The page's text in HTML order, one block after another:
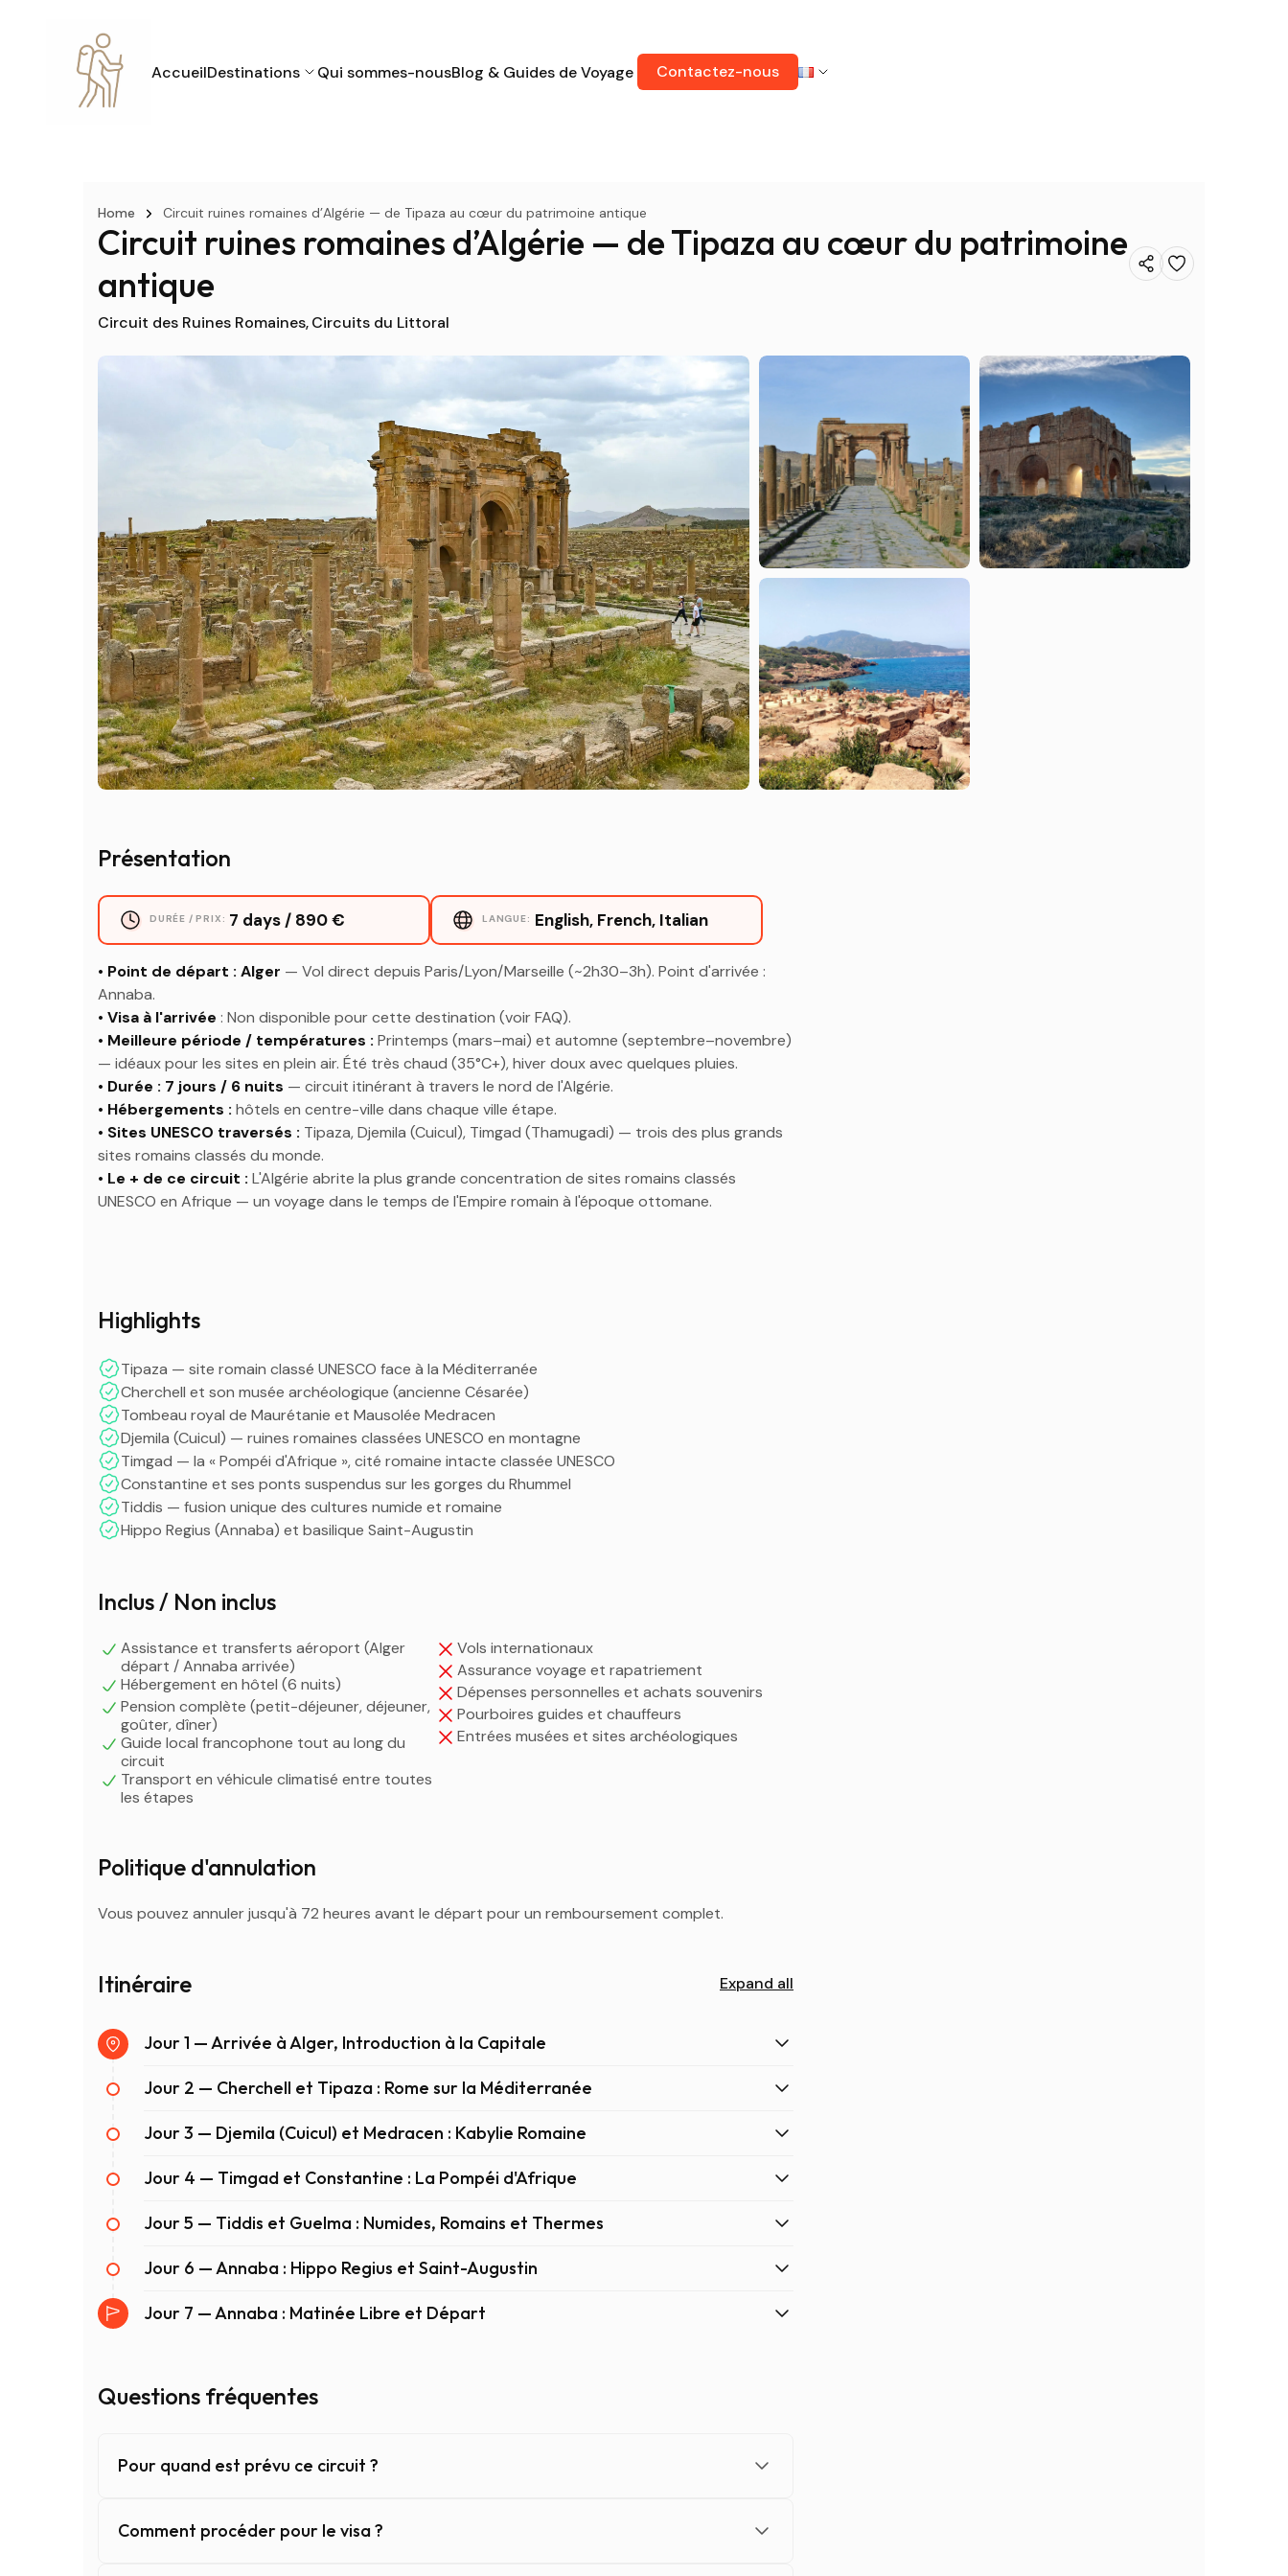
AccueilDestinations Qui sommes-nousBlog & Guides de Voyage Contactez-nous
Home Circuit ruines romaines d’Algérie — de Tipaza au cœur du patrimoine antique
Circuit ruines romaines d’Algérie — de Tipaza au cœur du patrimoine
antique
Circuit des Ruines Romaines Circuits du Littoral
Présentation
DURÉE / PRIX: 7 days / 890 € LANGUE: English, French, Italian
• Point de départ : Alger — Vol direct depuis Paris/Lyon/Marseille (~2h30–3h). Point d'arrivée :
Annaba.
• Visa à l'arrivée : Non disponible pour cette destination (voir FAQ).
• Meilleure période / températures : Printemps (mars–mai) et automne (septembre–novembre)
— idéaux pour les sites en plein air. Été très chaud (35°C+), hiver doux avec quelques pluies.
• Durée : 7 jours / 6 nuits — circuit itinérant à travers le nord de l'Algérie.
• Hébergements : hôtels en centre-ville dans chaque ville étape.
• Sites UNESCO traversés : Tipaza, Djemila (Cuicul), Timgad (Thamugadi) — trois des plus grands
sites romains classés du monde.
• Le + de ce circuit : L'Algérie abrite la plus grande concentration de sites romains classés
UNESCO en Afrique — un voyage dans le temps de l'Empire romain à l'époque ottomane.
Highlights
Tipaza — site romain classé UNESCO face à la Méditerranée
Cherchell et son musée archéologique (ancienne Césarée)
Tombeau royal de Maurétanie et Mausolée Medracen
Djemila (Cuicul) — ruines romaines classées UNESCO en montagne
Timgad — la « Pompéi d'Afrique », cité romaine intacte classée UNESCO
Constantine et ses ponts suspendus sur les gorges du Rhummel
Tiddis — fusion unique des cultures numide et romaine
Hippo Regius (Annaba) et basilique Saint-Augustin
Inclus / Non inclus
Assistance et transferts aéroport (Alger
départ / Annaba arrivée)
Hébergement en hôtel (6 nuits)
Pension complète (petit-déjeuner, déjeuner,
goûter, dîner)
Guide local francophone tout au long du
circuit
Transport en véhicule climatisé entre toutes
les étapes
Vols internationaux
Assurance voyage et rapatriement
Dépenses personnelles et achats souvenirs
Pourboires guides et chauffeurs
Entrées musées et sites archéologiques
Politique d'annulation
Vous pouvez annuler jusqu'à 72 heures avant le départ pour un remboursement complet.
Itinéraire Expand all
Jour 1 — Arrivée à Alger, Introduction à la Capitale
Jour 2 — Cherchell et Tipaza : Rome sur la Méditerranée
Jour 3 — Djemila (Cuicul) et Medracen : Kabylie Romaine
Jour 4 — Timgad et Constantine : La Pompéi d'Afrique
Jour 5 — Tiddis et Guelma : Numides, Romains et Thermes
Jour 6 — Annaba : Hippo Regius et Saint-Augustin
Jour 7 — Annaba : Matinée Libre et Départ
Questions fréquentes
Pour quand est prévu ce circuit ?
Comment procéder pour le visa ?